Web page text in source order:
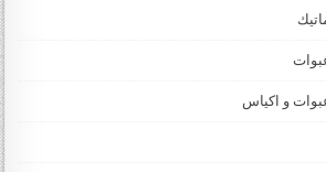
و اكياس